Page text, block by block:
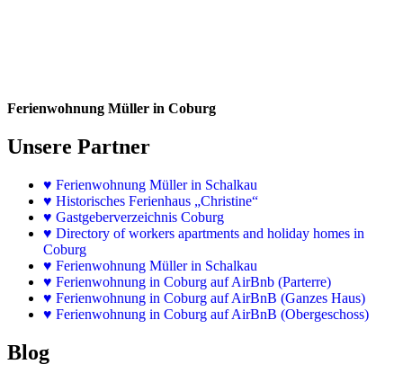
Ferienwohnung Müller in Coburg
Unsere Partner
♥ Ferienwohnung Müller in Schalkau
♥ Historisches Ferienhaus „Christine“
♥ Gastgeberverzeichnis Coburg
♥ Directory of workers apartments and holiday homes in
Coburg
♥ Ferienwohnung Müller in Schalkau
♥ Ferienwohnung in Coburg auf AirBnb (Parterre)
♥ Ferienwohnung in Coburg auf AirBnB (Ganzes Haus)
♥ Ferienwohnung in Coburg auf AirBnB (Obergeschoss)
Blog